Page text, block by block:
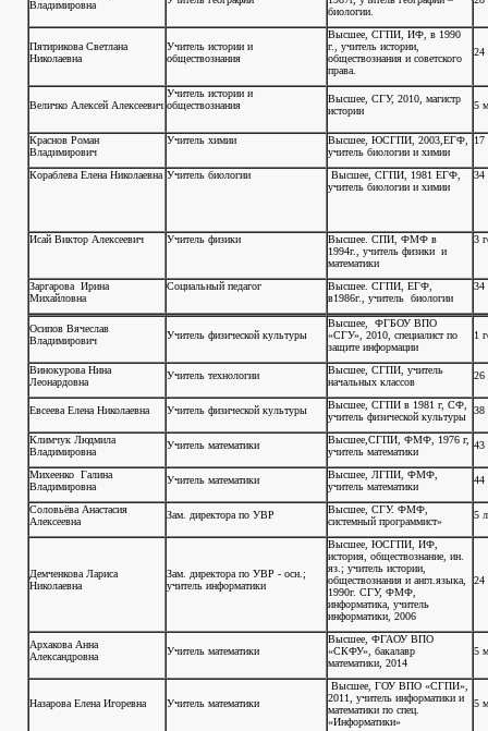
Владимировна
биологии.
Пятирикова Светлана
Николаевна
Учитель истории и
обществознания
Высшее, СГПИ, ИФ, в 1990
г., учитель истории,
обществознания и советского
права.
24
Величко Алексей Алексеевич
Учитель истории и
обществознания
Высшее, СГУ, 2010, магистр
истории
5
Краснов Роман
Владимирович
Учитель химии
Высшее, ЮСГПИ, 2003,ЕГФ,
учитель биологии и химии
17
Кораблева Елена Николаевна Учитель биологии
Высшее, СГПИ, 1981 ЕГФ,
учитель биологии и химии
34
Исай Виктор Алексеевич Учитель физики
Высшее. СПИ, ФМФ в
1994г., учитель физики и
математики
3
Заргарова Ирина
Михайловна
Социальный педагог
Высшее. СГПИ, ЕГФ,
в1986г., учитель биологии
34
Осипов Вячеслав
Владимирович
Учитель физической культуры
Высшее, ФГБОУ ВПО
«СГУ», 2010, специалист по
защите информации
1
Винокурова Нина
Леонардовна
Учитель технологии
Высшее, СГПИ, учитель
начальных классов
26
Евсеева Елена Николаевна Учитель физической культуры
Высшее, СГПИ в 1981 г, СФ,
учитель физической культуры
38
Климчук Людмила
Владимировна
Учитель математики
Высшее,СГПИ, ФМФ, 1976 г,
учитель математики
43
Михеенко Галина
Владимировна
Учитель математики
Высшее, ЛГПИ, ФМФ,
учитель математики
44
Соловьёва Анастасия
Алексеевна
Зам. директора по УВР
Высшее, СГУ. ФМФ,
системный программист»
5
Демченкова Лариса
Николаевна
Зам. директора по УВР - осн.;
учитель информатики
Высшее, ЮСГПИ, ИФ,
история, обществознание, ин.
яз.; учитель истории,
обществознания и англ.языка,
1990г. СГУ, ФМФ,
информатика, учитель
информатики, 2006
24
Архакова Анна
Александровна
Учитель математики
Высшее, ФГАОУ ВПО
«СКФУ», бакалавр
математики, 2014
5
Назарова Елена Игоревна Учитель математики
Высшее, ГОУ ВПО «СГПИ»,
2011, учитель информатики и
математики по спец.
«Информатики»
5